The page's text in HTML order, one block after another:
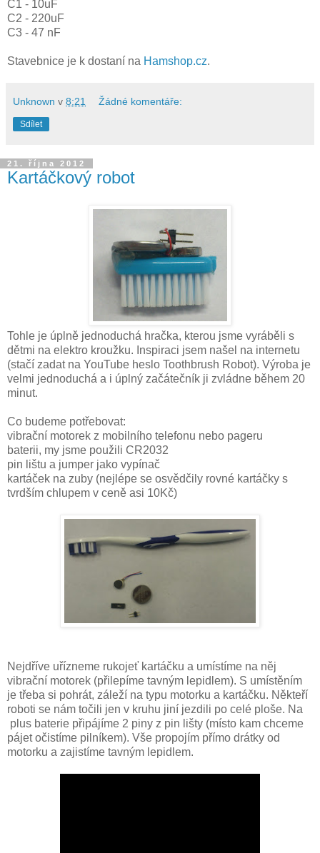
C1 - 10uF
C2 - 220uF
C3 - 47 nF
Stavebnice je k dostaní na Hamshop.cz.
Unknown v 8:21 Žádné komentáře:
Sdílet
21. října 2012
Kartáčkový robot
Tohle je úplně jednoduchá hračka, kterou jsme vyráběli s
dětmi na elektro kroužku. Inspiraci jsem našel na internetu
(stačí zadat na YouTube heslo Toothbrush Robot). Výroba je
velmi jednoduchá a i úplný začátečník ji zvládne během 20
minut.
Co budeme potřebovat:
vibrační motorek z mobilního telefonu nebo pageru
baterii, my jsme použili CR2032
pin lištu a jumper jako vypínač
kartáček na zuby (nejlépe se osvědčily rovné kartáčky s
tvrdším chlupem v ceně asi 10Kč)
Nejdříve uřízneme rukojeť kartáčku a umístíme na něj
vibrační motorek (přilepíme tavným lepidlem). S umístěním
je třeba si pohrát, záleží na typu motorku a kartáčku. Někteří
roboti se nám točili jen v kruhu jiní jezdili po celé ploše. Na
plus baterie připájíme 2 piny z pin lišty (místo kam chceme
pájet očistíme pilníkem). Vše propojím přímo drátky od
motorku a zajistíme tavným lepidlem.